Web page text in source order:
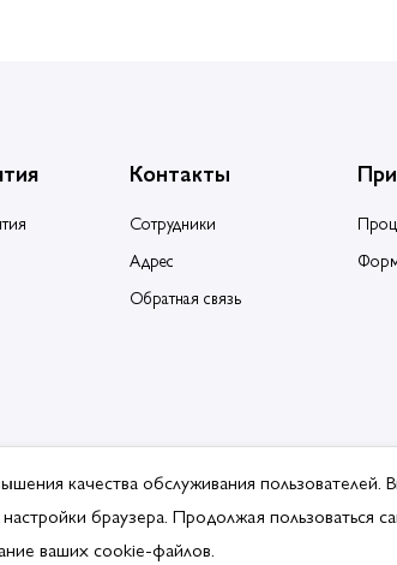
Контакты
Сотрудники
Адрес
Обратная связь
сантехники.
качества обслуживания
браузера. Продолжая пользоваться
ваших cookie-файлов.